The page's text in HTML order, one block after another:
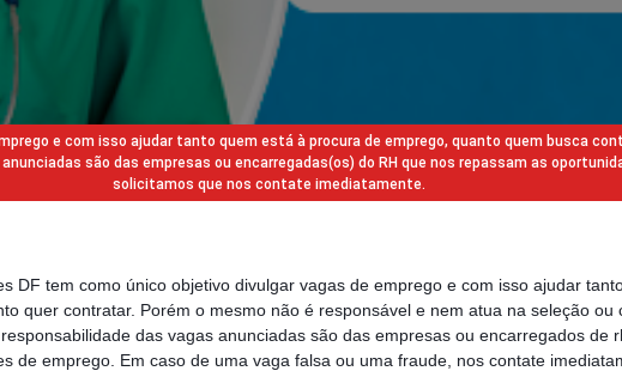
e com isso ajudar tanto quem está à procura de emprego, quanto quem busca
são das empresas ou encarregadas(os) do RH que nos repassam as
solicitamos que nos contate imediatamente.
DF tem como único objetivo divulgar vagas de emprego e com isso ajudar
quer contratar. Porém o mesmo não é responsável e nem atua na seleção ou
das vagas anunciadas são das empresas ou encarregados de
de emprego. Em caso de uma vaga falsa ou uma fraude, nos contate